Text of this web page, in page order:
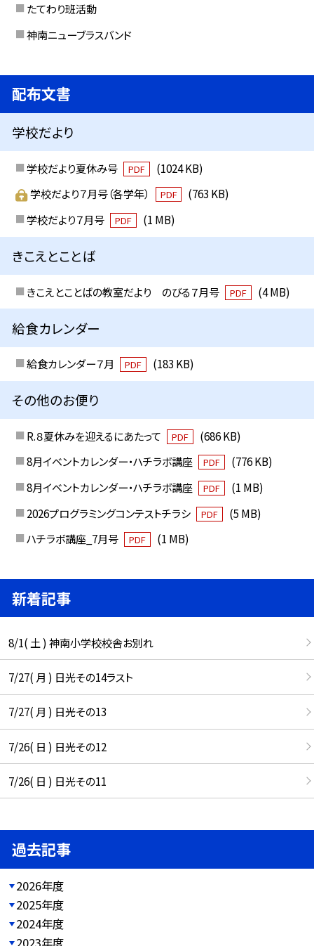
たてわり班活動
神南ニューブラスバンド
配布文書
学校だより
学校だより夏休み号 PDF
(1024 KB)
学校だより７月号（各学年）
PDF
(763 KB)
学校だより７月号
PDF (1 MB)
きこえとことば
きこえとことばの教室だより のびる７月号 PDF (4 MB)
給食カレンダー
給食カレンダー７月 PDF (183 KB)
その他のお便り
R.８夏休みを迎えるにあたって PDF
(686 KB)
8月イベントカレンダー・ハチラボ講座
PDF
(776 KB)
8月イベントカレンダー・ハチラボ講座
PDF
(1 MB)
2026プログラミングコンテストチラシ
PDF
(5 MB)
ハチラボ講座_7月号
PDF (1 MB)
新着記事
8/1( 土 ) 神南小学校校舎お別れ
7/27( 月 ) 日光その14ラスト
7/27( 月 ) 日光その13
7/26( 日 ) 日光その12
7/26( 日 ) 日光その11
過去記事
2026年度
2025年度
2024年度
2023年度